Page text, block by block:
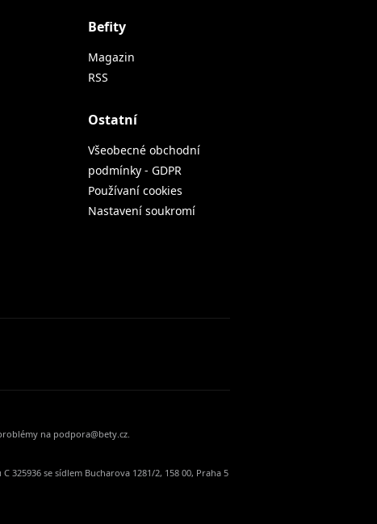
Befity
Magazin
RSS
Ostatní
Všeobecné obchodní
podmínky - GDPR
Používaní cookies
Nastavení soukromí
na podpora@bety.cz.
325936 se sídlem Bucharova 1281/2, 158 00, Praha 5